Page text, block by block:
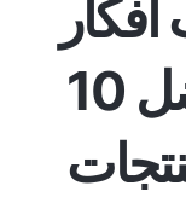
أفكار
للمنتجات ## أفضل 10